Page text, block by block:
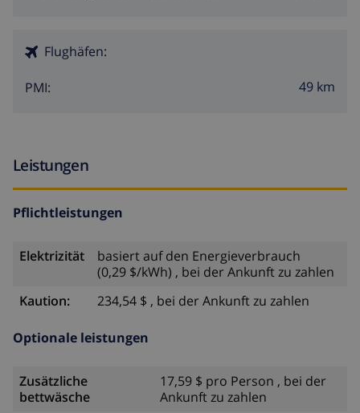
Flughäfen:
PMI: 49 km
Leistungen
Pflichtleistungen
Elektrizität
basiert auf den Energieverbrauch
(0,29 $/kWh) , bei der Ankunft zu zahlen
Kaution:
234,54 $ , bei der Ankunft zu zahlen
Optionale leistungen
Zusätzliche
bettwäsche
17,59 $ pro Person , bei der
Ankunft zu zahlen